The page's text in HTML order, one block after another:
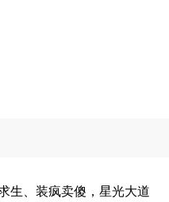
生、装疯卖傻，星光大道